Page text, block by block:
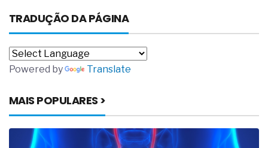
TRADUÇÃO DA PÁGINA
Powered by Translate
MAIS POPULARES >